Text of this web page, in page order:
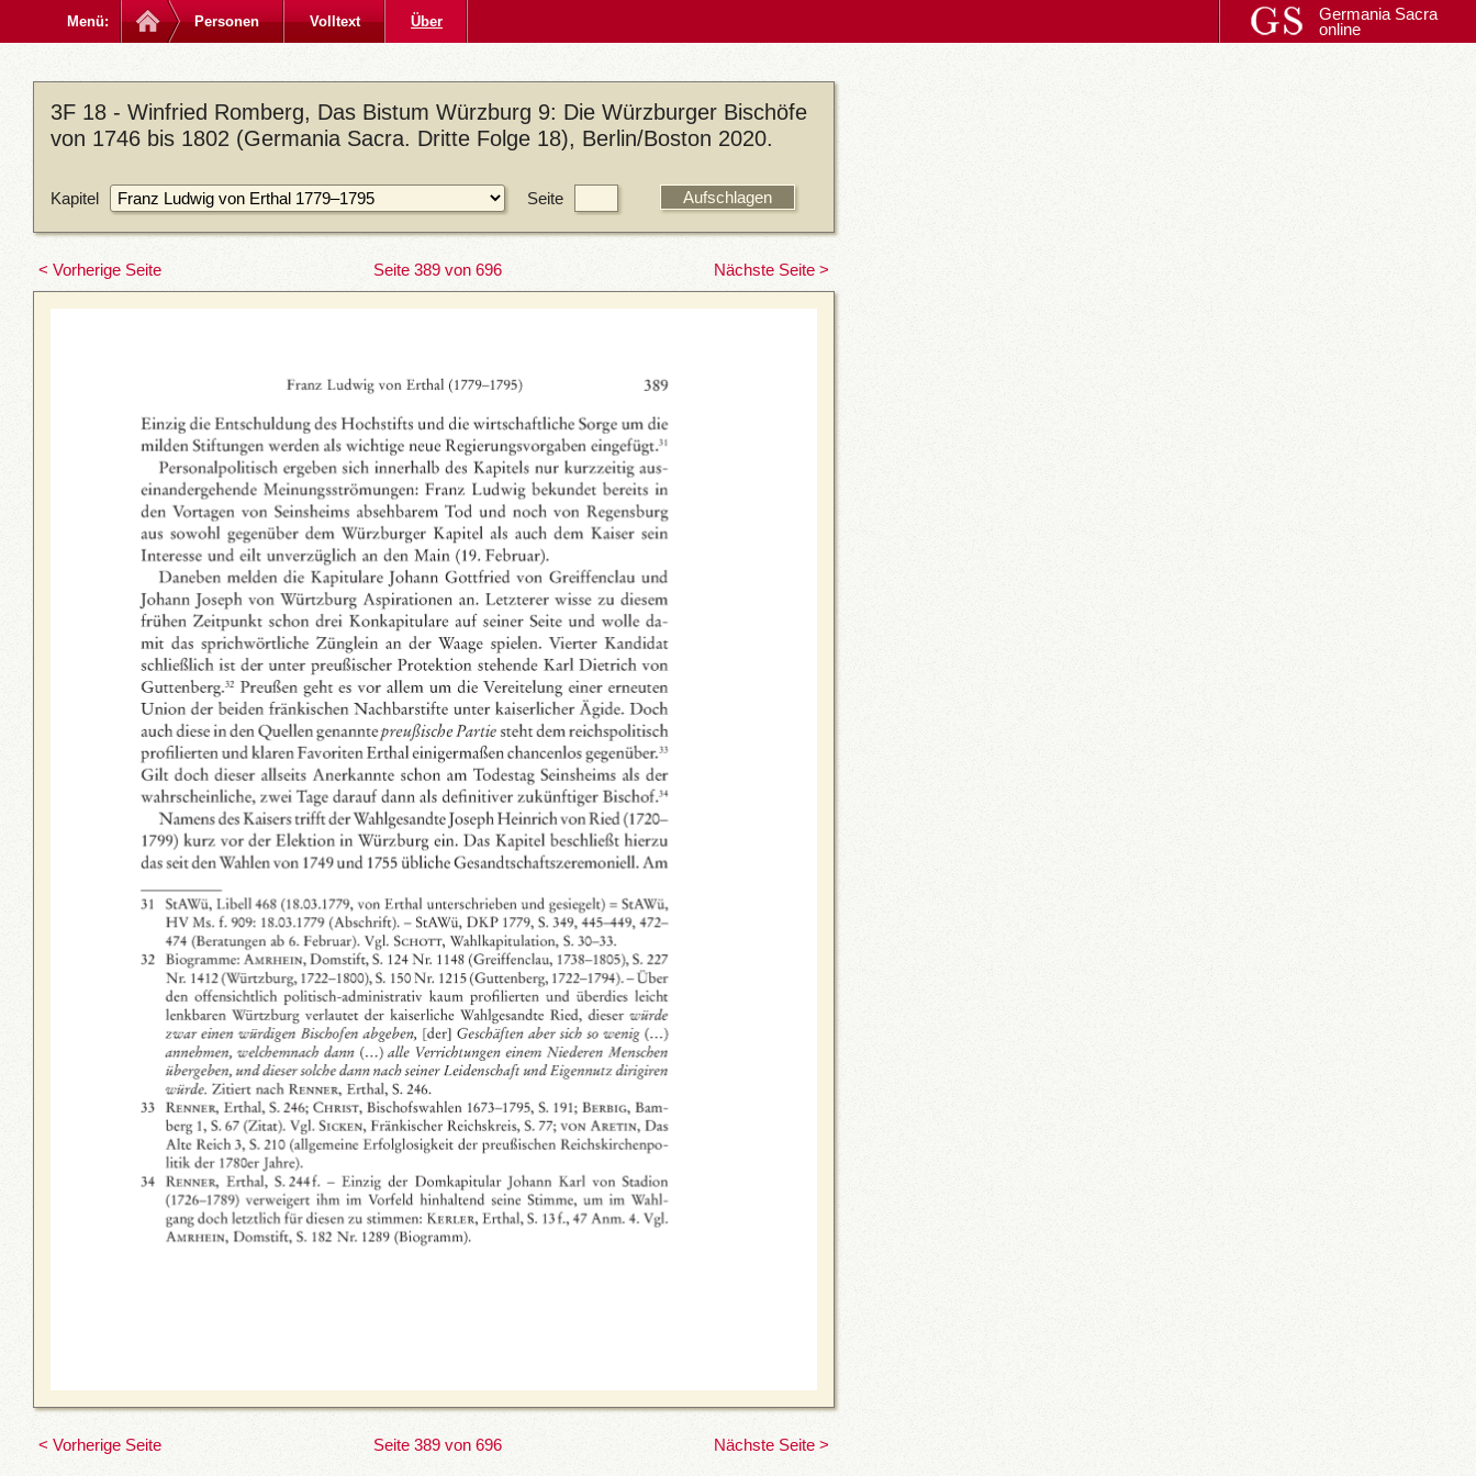
Menü: Personen Volltext Über
Germania Sacra
online
3F 18 - Winfried Romberg, Das Bistum Würzburg 9: Die Würzburger Bischöfe
von 1746 bis 1802 (Germania Sacra. Dritte Folge 18), Berlin/Boston 2020.
Kapitel Seite
< Vorherige Seite Seite 389 von 696 Nächste Seite >
< Vorherige Seite Seite 389 von 696 Nächste Seite >